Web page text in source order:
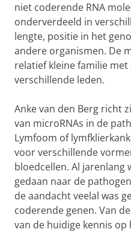
niet coderende RNA
onderverdeeld in
lengte, positie in het
andere organismen. De
relatief kleine familie met
verschillende leden.
Anke van den Berg richt
van microRNAs in de
Lymfoom of
voor verschillende
bloedcellen. Al
gedaan naar de
de aandacht veelal was
coderende genen. Van
van de huidige kennis op